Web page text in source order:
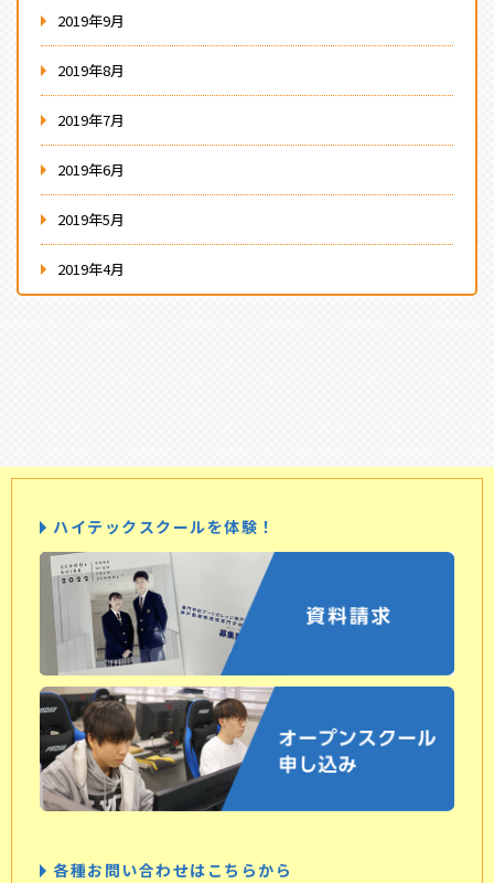
2019年9月
2019年8月
2019年7月
2019年6月
2019年5月
2019年4月
ハイテックスクールを体験！
各種お問い合わせはこちらから